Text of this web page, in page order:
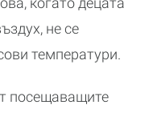
не се
температури.
посещаващите